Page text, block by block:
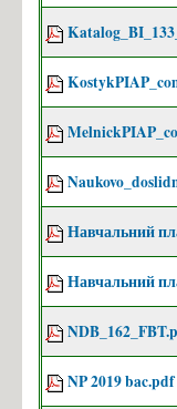
Навчальний
Навчальний
NP 2019 bac.pdf